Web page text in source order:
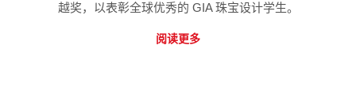
越奖，以表彰全球优秀的 GIA 珠宝设计学生。
阅读更多